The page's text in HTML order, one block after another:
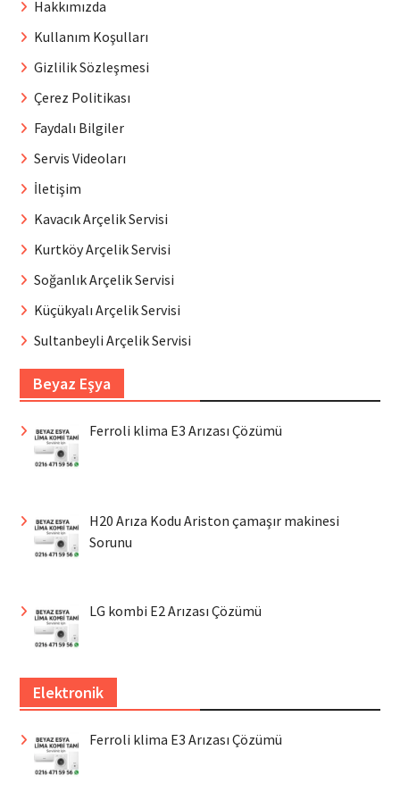
Hakkımızda
Kullanım Koşulları
Gizlilik Sözleşmesi
Çerez Politikası
Faydalı Bilgiler
Servis Videoları
İletişim
Kavacık Arçelik Servisi
Kurtköy Arçelik Servisi
Soğanlık Arçelik Servisi
Küçükyalı Arçelik Servisi
Sultanbeyli Arçelik Servisi
Beyaz Eşya
Ferroli klima E3 Arızası Çözümü
H20 Arıza Kodu Ariston çamaşır makinesi
Sorunu
LG kombi E2 Arızası Çözümü
Elektronik
Ferroli klima E3 Arızası Çözümü